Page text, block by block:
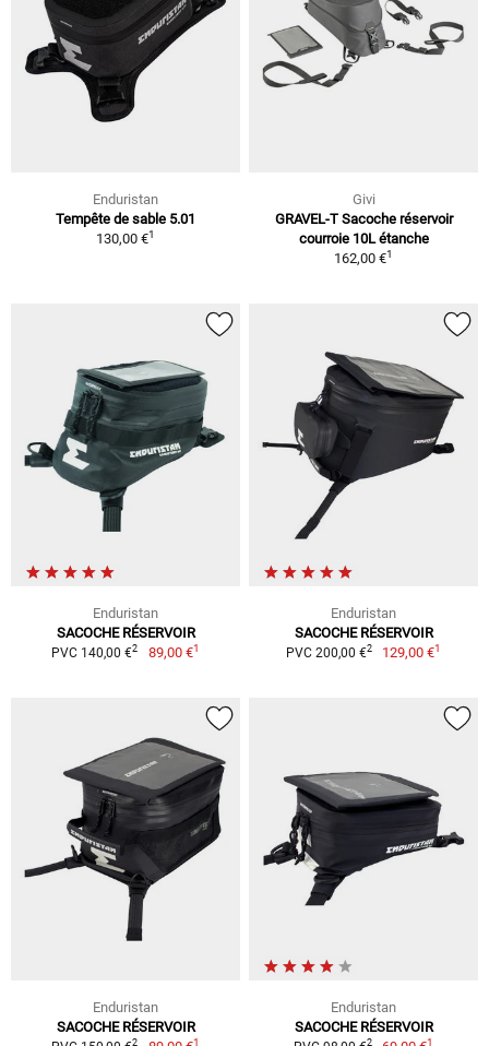
Enduristan
Tempête de sable 5.01
130,00 €1
Givi
GRAVEL-T Sacoche réservoir
courroie 10L étanche
162,00 €1
Enduristan
SACOCHE RÉSERVOIR
PVC 140,00 €2 89,00 €1
Enduristan
SACOCHE RÉSERVOIR
PVC 200,00 €2 129,00 €1
Enduristan
SACOCHE RÉSERVOIR
2 1
Enduristan
SACOCHE RÉSERVOIR
2 1